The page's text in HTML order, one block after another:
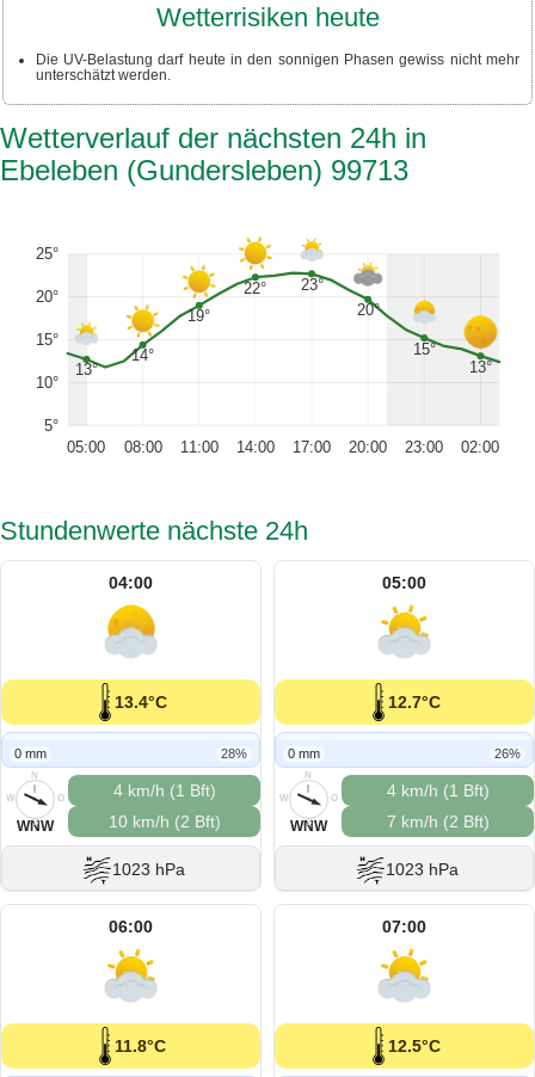
Wetterrisiken heute
Die UV-Belastung darf heute in den sonnigen Phasen gewiss nicht mehr
unterschätzt werden.
Wetterverlauf der nächsten 24h in
Ebeleben (Gundersleben) 99713
5°
10°
15°
20°
25°
13°
14°
19°
22° 23°
20°
15°
13°
05:00 08:00 11:00 14:00 17:00 20:00 23:00 02:00
Stundenwerte nächste 24h
04:00
13.4°C
0 mm 28%
N
O
S
W
WNW
4 km/h (1 Bft)
10 km/h (2 Bft)
1023 hPa
05:00
12.7°C
0 mm 26%
N
O
S
W
WNW
4 km/h (1 Bft)
7 km/h (2 Bft)
1023 hPa
06:00
11.8°C
07:00
12.5°C